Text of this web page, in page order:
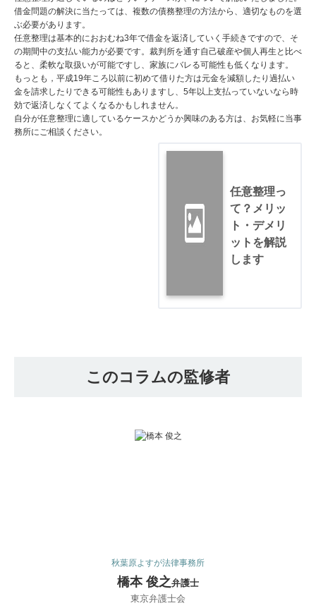
借金問題の解決に当たっては、複数の債務整理の方法から、適切なものを選
ぶ必要があります。
任意整理は基本的におおむね3年で借金を返済していく手続きですので、そ
の期間中の支払い能力が必要です。裁判所を通す自己破産や個人再生と比べ
ると、柔軟な取扱いが可能ですし、家族にバレる可能性も低くなります。
もっとも，平成19年ころ以前に初めて借りた方は元金を減額したり過払い
金を請求したりできる可能性もありますし、5年以上支払っていないなら時
効で返済しなくてよくなるかもしれません。
自分が任意整理に適しているケースかどうか興味のある方は、お気軽に当事
務所にご相談ください。
任意整理っ
て？メリッ
ト・デメリ
ットを解説
します
このコラムの監修者
秋葉原よすが法律事務所
橋本 俊之弁護士
東京弁護士会